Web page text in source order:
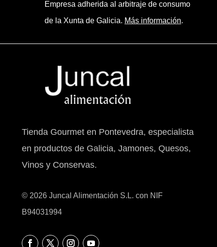
Empresa adherida al arbitraje de consumo
de la Xunta de Galicia. Más información.
Tienda Gourmet en Pontevedra, especialista
en productos de Galicia, Jamones, Quesos,
Vinos y Conservas.
© 2026 Juncal Alimentación S.L. con NIF
B94031994